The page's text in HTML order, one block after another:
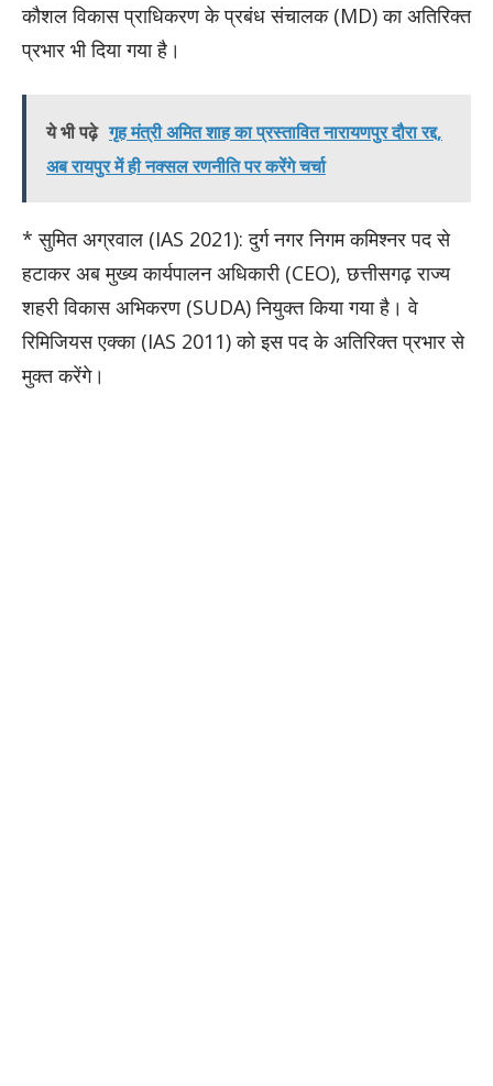
कौशल विकास प्राधिकरण के प्रबंध संचालक (MD) का अतिरिक्त
प्रभार भी दिया गया है।
ये भी पढ़े गृह मंत्री अमित शाह का प्रस्तावित नारायणपुर दौरा रद्द,
अब रायपुर में ही नक्सल रणनीति पर करेंगे चर्चा
* सुमित अग्रवाल (IAS 2021): दुर्ग नगर निगम कमिश्नर पद से
हटाकर अब मुख्य कार्यपालन अधिकारी (CEO), छत्तीसगढ़ राज्य
शहरी विकास अभिकरण (SUDA) नियुक्त किया गया है। वे
रिमिजियस एक्का (IAS 2011) को इस पद के अतिरिक्त प्रभार से
मुक्त करेंगे।